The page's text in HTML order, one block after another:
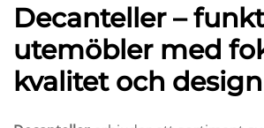
Decanteller –
utemöbler med
kvalitet och design